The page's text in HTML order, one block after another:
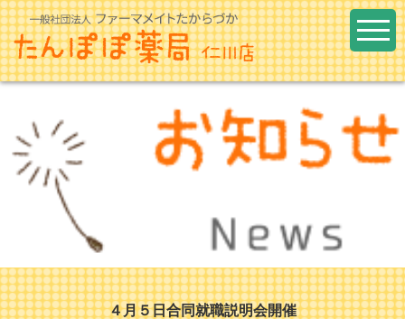
４月５日合同就職説明会開催